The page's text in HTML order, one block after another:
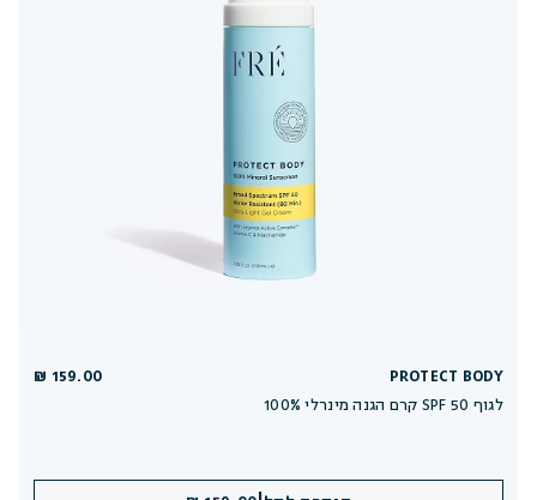
PROTECT BODY
100% קרם הגנה מינרלי SPF 50 לגוף
159.00 ₪